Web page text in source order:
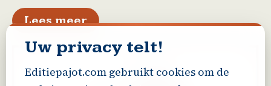
Lees meerover Veel plezier op de
Uw privacy telt!
Editiepajot.com gebruikt cookies om de